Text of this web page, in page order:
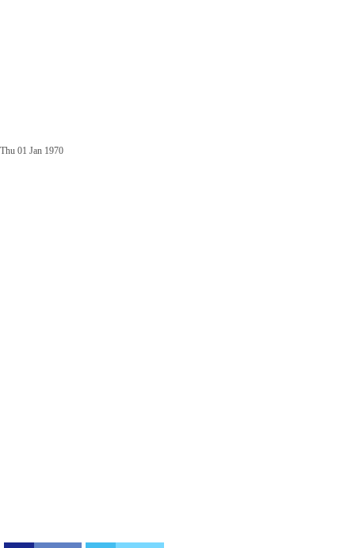
Thu 01 Jan 1970